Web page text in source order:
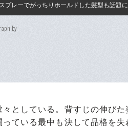
レーでがっちりホールドした髪型も話題に
by
としている。背すじの伸びた
ている最中も決して品格を失